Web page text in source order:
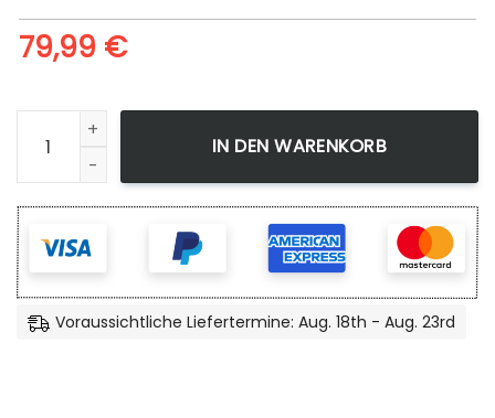
79,99 €
Leinwandbild Hunter X Hunter 11 Wandbilder Kunstdrucke
IN DEN WARENKORB
Voraussichtliche Liefertermine: Aug. 18th - Aug. 23rd